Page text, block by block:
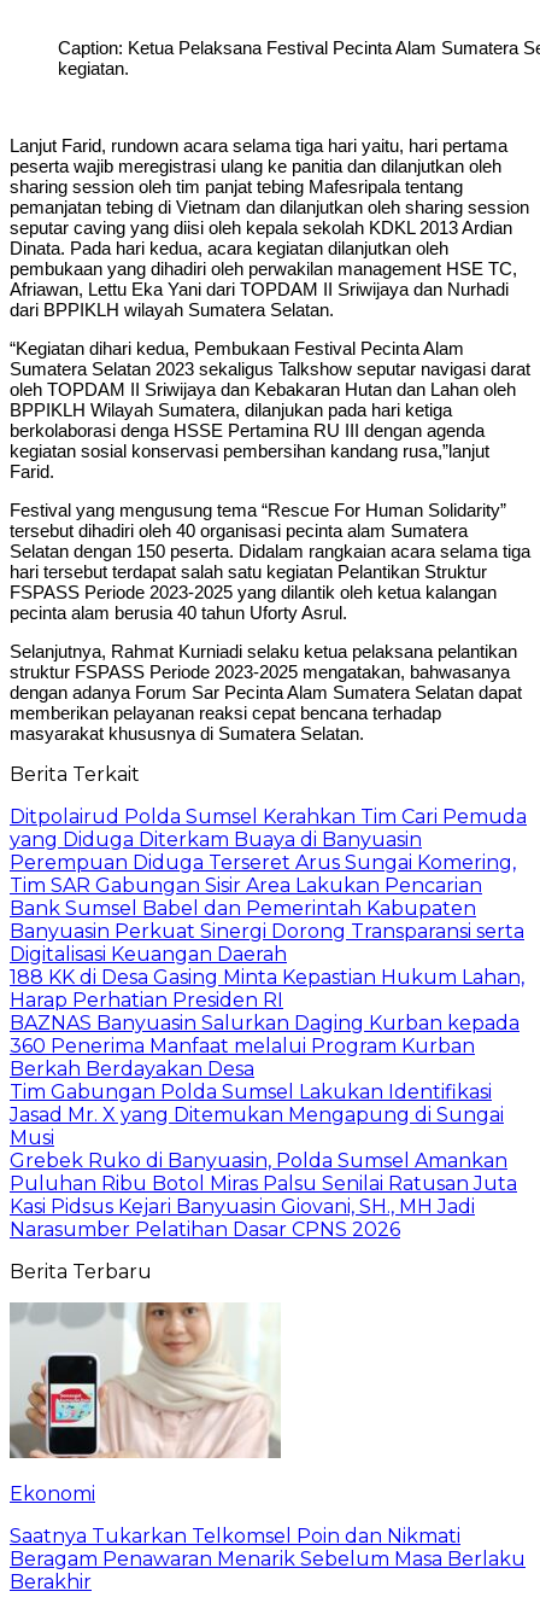
Caption: Ketua Pelaksana Festival Pecinta Alam Sumatera
kegiatan.
Lanjut Farid, rundown acara selama tiga hari yaitu, hari pertama
peserta wajib meregistrasi ulang ke panitia dan dilanjutkan oleh
sharing session oleh tim panjat tebing Mafesripala tentang
pemanjatan tebing di Vietnam dan dilanjutkan oleh sharing session
seputar caving yang diisi oleh kepala sekolah KDKL 2013 Ardian
Dinata. Pada hari kedua, acara kegiatan dilanjutkan oleh
pembukaan yang dihadiri oleh perwakilan management HSE TC,
Afriawan, Lettu Eka Yani dari TOPDAM II Sriwijaya dan Nurhadi
dari BPPIKLH wilayah Sumatera Selatan.
“Kegiatan dihari kedua, Pembukaan Festival Pecinta Alam
Sumatera Selatan 2023 sekaligus Talkshow seputar navigasi darat
oleh TOPDAM II Sriwijaya dan Kebakaran Hutan dan Lahan oleh
BPPIKLH Wilayah Sumatera, dilanjukan pada hari ketiga
berkolaborasi denga HSSE Pertamina RU III dengan agenda
kegiatan sosial konservasi pembersihan kandang rusa,”lanjut
Farid.
Festival yang mengusung tema “Rescue For Human Solidarity”
tersebut dihadiri oleh 40 organisasi pecinta alam Sumatera
Selatan dengan 150 peserta. Didalam rangkaian acara selama tiga
hari tersebut terdapat salah satu kegiatan Pelantikan Struktur
FSPASS Periode 2023-2025 yang dilantik oleh ketua kalangan
pecinta alam berusia 40 tahun Uforty Asrul.
Selanjutnya, Rahmat Kurniadi selaku ketua pelaksana pelantikan
struktur FSPASS Periode 2023-2025 mengatakan, bahwasanya
dengan adanya Forum Sar Pecinta Alam Sumatera Selatan dapat
memberikan pelayanan reaksi cepat bencana terhadap
masyarakat khususnya di Sumatera Selatan.
Berita Terkait
Ditpolairud Polda Sumsel Kerahkan Tim Cari Pemuda
yang Diduga Diterkam Buaya di Banyuasin
Perempuan Diduga Terseret Arus Sungai Komering,
Tim SAR Gabungan Sisir Area Lakukan Pencarian
Bank Sumsel Babel dan Pemerintah Kabupaten
Banyuasin Perkuat Sinergi Dorong Transparansi serta
Digitalisasi Keuangan Daerah
188 KK di Desa Gasing Minta Kepastian Hukum Lahan,
Harap Perhatian Presiden RI
BAZNAS Banyuasin Salurkan Daging Kurban kepada
360 Penerima Manfaat melalui Program Kurban
Berkah Berdayakan Desa
Tim Gabungan Polda Sumsel Lakukan Identifikasi
Jasad Mr. X yang Ditemukan Mengapung di Sungai
Musi
Grebek Ruko di Banyuasin, Polda Sumsel Amankan
Puluhan Ribu Botol Miras Palsu Senilai Ratusan Juta
Kasi Pidsus Kejari Banyuasin Giovani, SH., MH Jadi
Narasumber Pelatihan Dasar CPNS 2026
Berita Terbaru
Ekonomi
Saatnya Tukarkan Telkomsel Poin dan Nikmati
Beragam Penawaran Menarik Sebelum Masa Berlaku
Berakhir